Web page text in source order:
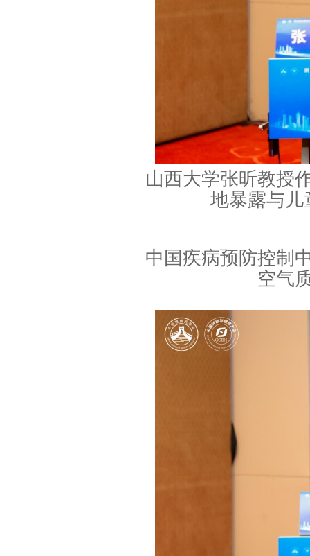
山西大学张昕教授
地暴露与儿
中国疾病预防控制
空气